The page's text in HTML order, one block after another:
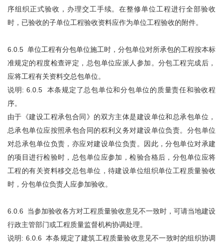
序组织正式验收，办理交工手续。在整修单位工程进行全部验收
时，已验收的子单位工程验收资料应作为单位工程验收的附件。
6.0.5 单位工程有分包单位施工时，分包单位对所承包的工程按本标
准规定的程度检查评定，总包单位应派人参加。分包工程完成后，
应将工程有关资料交总包单位。
说明: 6.0.5 本条规定了总包单位和分包单位的质量责任和验收程
序。
由于《建设工程承包合同》的双方主体是建设单位和总承包单位，
总承包单位应按照承包合同的权利义务对建设单位负责。分包单位
对总承包单位负责，亦应对建设单位负责。因此，分包单位对承建
的项目进行检验时，总包单位应参加，检验合格后，分包单位应将
工程的有关资料移交总包单位，待建设单位组织单位工程质量验收
时，分包单位负责人应参加验收。
6.0.6 当参加验收各方对工程质量验收意见不一致时，可请当地建设
行政主管部门或工程质量监督机构协调处理。
说明: 6.0.6 本条规定了建筑工程质量验收意见不一致时的组织协调